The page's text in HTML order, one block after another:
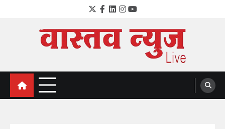
Twitter
Facebook
LinkedIn
Instagram
YouTube
VastavNEWSLive.com
a leading NEWS portal of Maharahstra